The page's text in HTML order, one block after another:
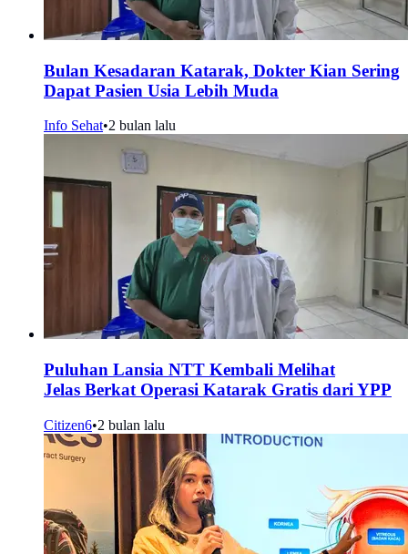
Bulan Kesadaran Katarak, Dokter Kian Sering
Dapat Pasien Usia Lebih Muda
Info Sehat•2 bulan lalu
Puluhan Lansia NTT Kembali Melihat
Jelas Berkat Operasi Katarak Gratis dari YPP
Citizen6•2 bulan lalu